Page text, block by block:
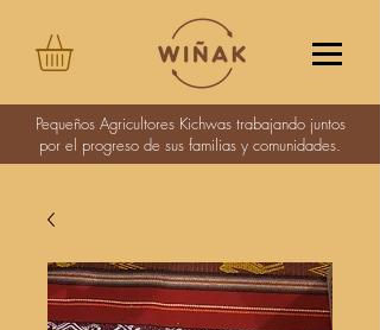
Pequeños Agricultores Kichwas trabajando juntos
por el progreso de sus familias y comunidades.